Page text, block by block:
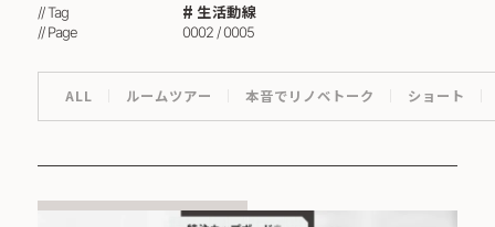
// Tag 生活動線
// Page 0002 / 0005
ALL ルームツアー 本音でリノベトーク ショート